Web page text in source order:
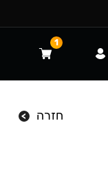
חזרה
1